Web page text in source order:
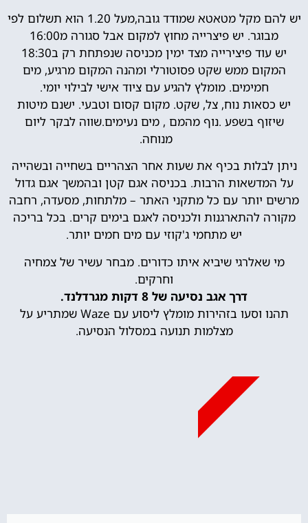
יש להם מקל מטאטא שמודד גובה,מעל 1.20 הוא תשלום לפי
מבוגר. יש פיצרייה מחוץ למקום אבל סגורה מ16:00
יש עוד פיצירייה מצד ימין מכניסה שנפתחת רק ב18:30
המקום ממש שקט פסוטורלי ומהנה המקום מרגיע, מים
חמימים. מומלץ להגיע עם ציוד אישי לבילוי יומי.
יש כסאות נוח, צל, שקט. מקום קסום וטבעי. ישנם מיטות
שיזוף בשפע .נוף מהמם , מים נעימים.שווה לבקר ליום
מנוחה.
ניתן לבלות בכיף את שעות אחר הצהריים בשחייה ובשהייה
על המדשאות הרבות. בכניסה אגם קטן ובהמשך אגם גדול
מרשים יותר עם כל מתקני האתר – מלתחות, מסעדה, רחבה
מקורה להתארגנות ולכניסה לאגם בימים קרים. בכל בריכה
יש מתחמי ג'קוזי עם מים חמים יותר.
מי שאלרגי שיביא איתו כדורים. מבחר עשיר של צמחיה
וחרקים.
דרך אגב נסיעה של 8 דקות מגרדלנד.
תהנו וסעו בזהירות מומלץ ליסוע עם Waze שמתריע על
מצלמות תנועה במסלול הנסיעה.
מומלץ